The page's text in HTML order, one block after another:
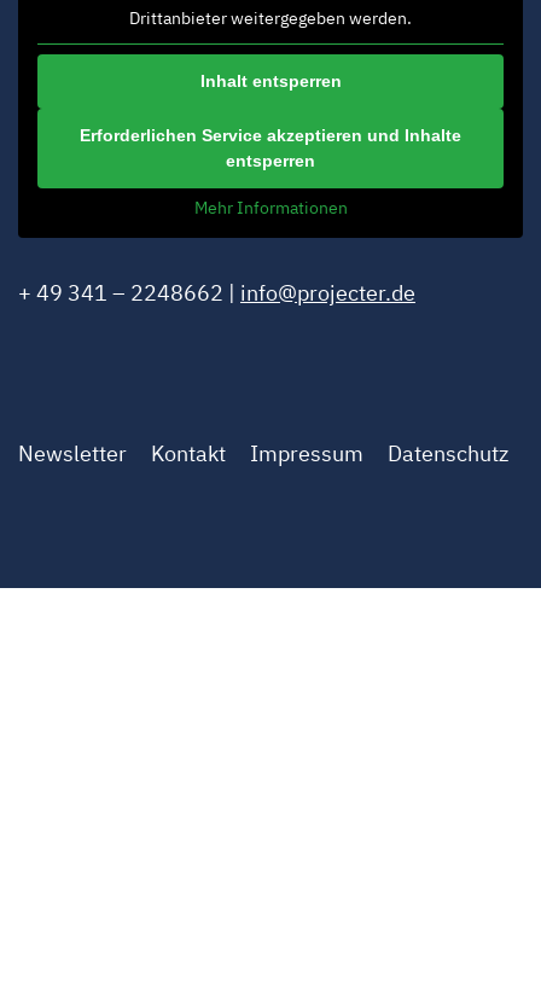
Drittanbieter weitergegeben werden.
Inhalt entsperren
Erforderlichen Service akzeptieren und Inhalte
entsperren
Mehr Informationen
+ 49 341 – 2248662 | info@projecter.de
Newsletter Kontakt Impressum Datenschutz